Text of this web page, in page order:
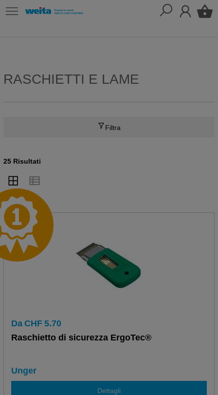
RASCHIETTI E LAME
Filtra
25 Risultati
Da CHF 5.70
Raschietto di sicurezza ErgoTec®
Unger
Dettagli